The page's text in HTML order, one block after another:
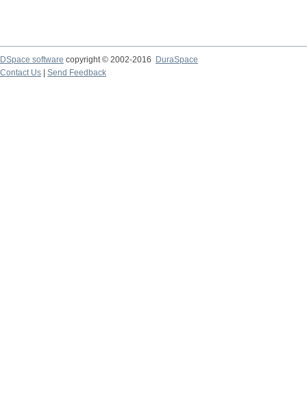
DSpace software copyright © 2002-2016
DuraSpace
Contact Us
Send Feedback